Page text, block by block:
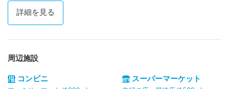
詳細を見る
周辺施設
コンビニ スーパーマーケット